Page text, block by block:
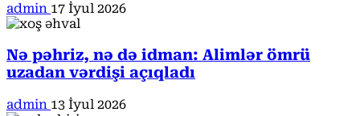
admin 17 İyul 2026
Nə pəhriz, nə də idman: Alimlər ömrü
uzadan vərdişi açıqladı
admin 13 İyul 2026